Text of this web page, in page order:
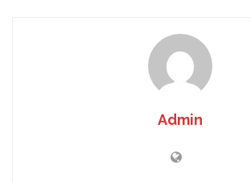
Admin